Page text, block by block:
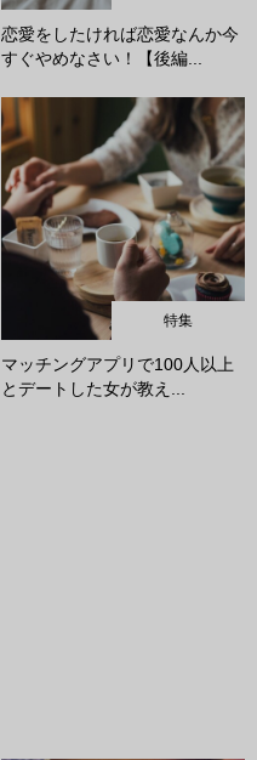
恋愛をしたければ恋愛なんか今
すぐやめなさい！【後編...
特集
マッチングアプリで100人以上
とデートした女が教え...